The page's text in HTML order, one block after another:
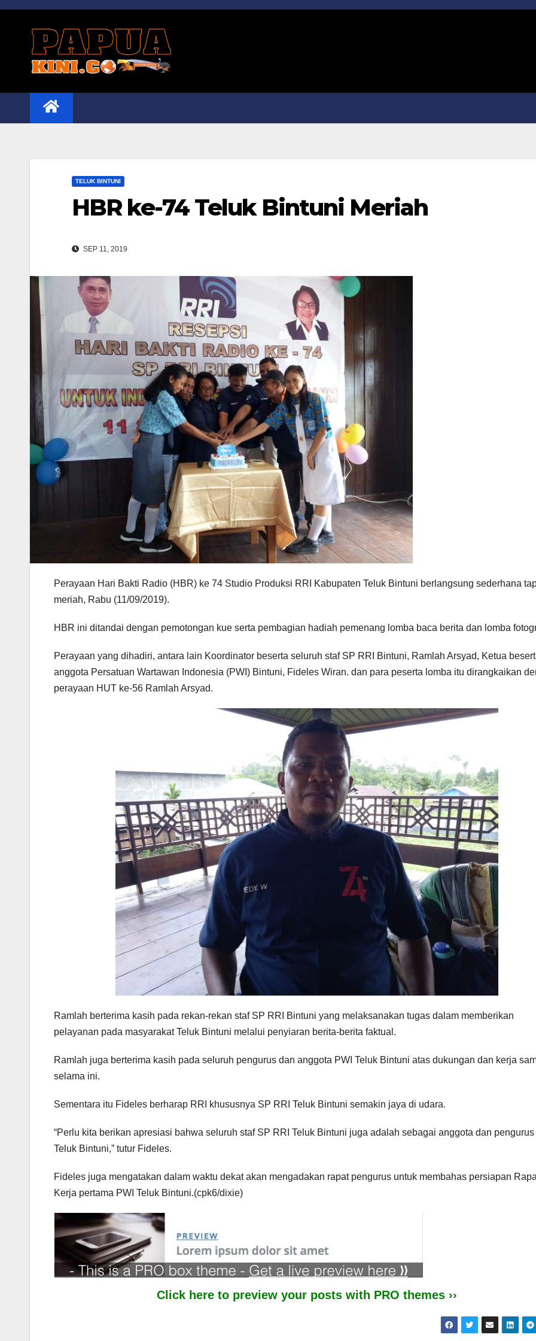
Skip
TELUK BINTUNI
HBR ke-74 Teluk Bintuni Meriah
SEP 11, 2019
Perayaan Hari Bakti Radio (HBR) ke 74 Studio Produksi RRI Kabupaten Teluk Bintuni berlangsung sederhana
meriah, Rabu (11/09/2019).
HBR ini ditandai dengan pemotongan kue serta pembagian hadiah pemenang lomba baca berita dan lomba
Perayaan yang dihadiri, antara lain Koordinator beserta seluruh staf SP RRI Bintuni, Ramlah Arsyad, Ketua
anggota Persatuan Wartawan Indonesia (PWI) Bintuni, Fideles Wiran. dan para peserta lomba itu dirangkaikan
perayaan HUT ke-56 Ramlah Arsyad.
Ramlah berterima kasih pada rekan-rekan staf SP RRI Bintuni yang melaksanakan tugas dalam memberikan
pelayanan pada masyarakat Teluk Bintuni melalui penyiaran berita-berita faktual.
Ramlah juga berterima kasih pada seluruh pengurus dan anggota PWI Teluk Bintuni atas dukungan dan kerja
selama ini.
Sementara itu Fideles berharap RRI khususnya SP RRI Teluk Bintuni semakin jaya di udara.
“Perlu kita berikan apresiasi bahwa seluruh staf SP RRI Teluk Bintuni juga adalah sebagai anggota dan pengurus
Teluk Bintuni,” tutur Fideles.
Fideles juga mengatakan dalam waktu dekat akan mengadakan rapat pengurus untuk membahas persiapan
Kerja pertama PWI Teluk Bintuni.(cpk6/dixie)
Click here to preview your posts with PRO themes ››